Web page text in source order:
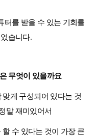
터를 받을 수 있는 기회를
습니다.
무엇이 있을까요
게 구성되어 있다는 것
말 재미있어서
수 있다는 것이 가장 큰